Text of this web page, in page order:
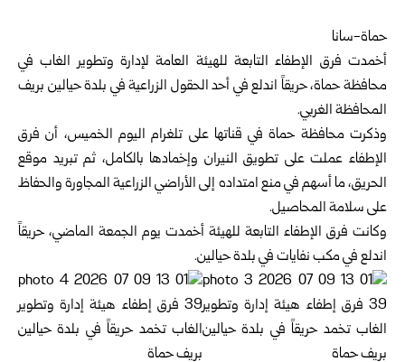
حماة-سانا
أخمدت فرق الإطفاء التابعة للهيئة العامة لإدارة وتطوير الغابفي
محافظةحماة، حريقاً اندلع في أحد الحقول الزراعية في بلدة حيالين بريف
المحافظة الغربي.
وذكرت محافظة حماة في قناتها على تلغرام اليوم الخميس، أن فرق
الإطفاء عملت على تطويق النيران وإخمادها بالكامل، ثم تبريد موقع
الحريق، ما أسهم في منع امتداده إلى الأراضي الزراعية المجاورة والحفاظ
على سلامة المحاصيل.
وكانت فرق الإطفاء التابعة للهيئة أخمدت يوم الجمعة الماضي، حريقاً
اندلع في مكب ‏نفايات في بلدة حيالين.